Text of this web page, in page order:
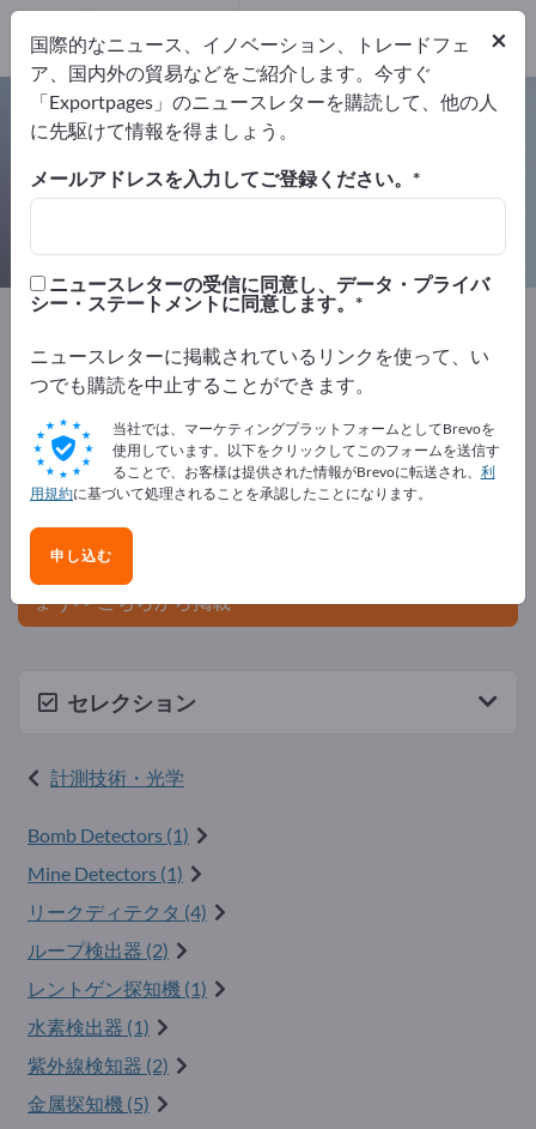
検出器 – メーカーとサプライヤーを
検索
メーカー12
代理店
Exportpages 計測技術・光学 検出器
Exportpagesで無料で広告を掲載！
ニーズ – オファー – 中古品 – ビジネスコンタクト >> こ
こから始める
Exportpagesで貴社と製品を掲載し
ましょう。
今すぐサプライヤーとして登録し、認知度を高めまし
ょう>> こちらから掲載
セレクション
計測技術・光学
Bomb Detectors (1)
Mine Detectors (1)
リークディテクタ (4)
ループ検出器 (2)
レントゲン探知機 (1)
水素検出器 (1)
紫外線検知器 (2)
金属探知機 (5)
×
国際的なニュース、イノベーション、トレードフェ
ア、国内外の貿易などをご紹介します。今すぐ
「Exportpages」のニュースレターを購読して、他の人
に先駆けて情報を得ましょう。
メールアドレスを入力してご登録ください。
ニュースレターの受信に同意し、データ・プライバ
シー・ステートメントに同意します。
ニュースレターに掲載されているリンクを使って、い
つでも購読を中止することができます。
当社では、マーケティングプラットフォームとしてBrevoを
使用しています。以下をクリックしてこのフォームを送信す
ることで、お客様は提供された情報がBrevoに転送され、 利
用規約に基づいて処理されることを承認したことになります。
申し込む